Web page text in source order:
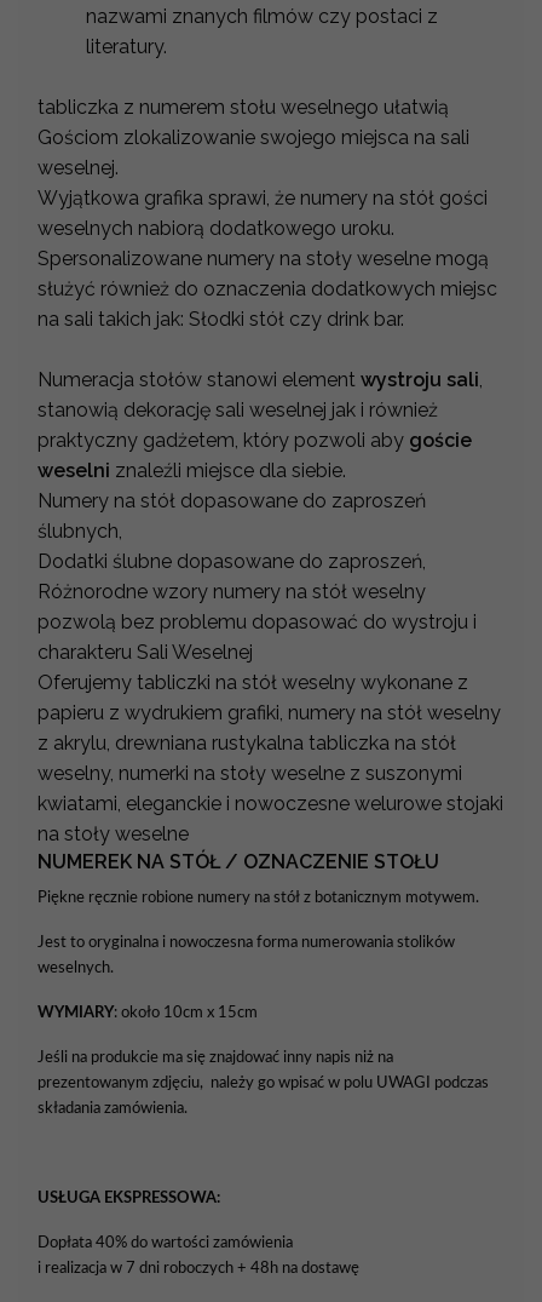
nazwami znanych filmów czy postaci z
literatury.
tabliczka z numerem stołu weselnego ułatwią
Gościom zlokalizowanie swojego miejsca na sali
weselnej.
Wyjątkowa grafika sprawi, że numery na stół gości
weselnych nabiorą dodatkowego uroku.
Spersonalizowane numery na stoły weselne mogą
służyć również do oznaczenia dodatkowych miejsc
na sali takich jak: Słodki stół czy drink bar.
Numeracja stołów stanowi element wystroju sali,
stanowią dekorację sali weselnej jak i również
praktyczny gadżetem, który pozwoli aby goście
weselni znaleźli miejsce dla siebie.
Numery na stół dopasowane do zaproszeń
ślubnych,
Dodatki ślubne dopasowane do zaproszeń,
Różnorodne wzory numery na stół weselny
pozwolą bez problemu dopasować do wystroju i
charakteru Sali Weselnej
Oferujemy tabliczki na stół weselny wykonane z
papieru z wydrukiem grafiki, numery na stół weselny
z akrylu, drewniana rustykalna tabliczka na stół
weselny, numerki na stoły weselne z suszonymi
kwiatami, eleganckie i nowoczesne welurowe stojaki
na stoły weselne
NUMEREK NA STÓŁ / OZNACZENIE STOŁU
Piękne ręcznie robione numery na stół z botanicznym motywem.
Jest to oryginalna i nowoczesna forma numerowania stolików
weselnych.
WYMIARY: około 10cm x 15cm
Jeśli na produkcie ma się znajdować inny napis niż na
prezentowanym zdjęciu, należy go wpisać w polu UWAGI podczas
składania zamówienia.
USŁUGA EKSPRESSOWA:
Dopłata 40% do wartości zamówienia
i realizacja w 7 dni roboczych + 48h na dostawę